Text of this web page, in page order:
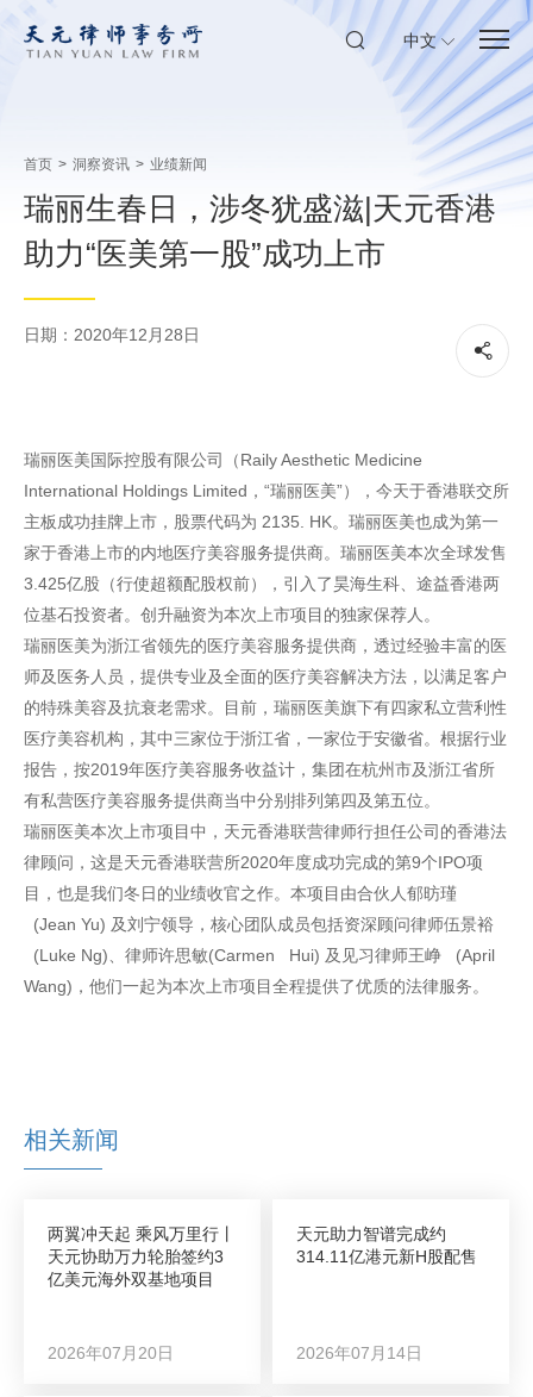
中文
首页 > 洞察资讯 > 业绩新闻
瑞丽生春日，涉冬犹盛滋|天元香港
助力“医美第一股”成功上市
日期：2020年12月28日
瑞丽医美国际控股有限公司（Raily Aesthetic Medicine
International Holdings Limited，“瑞丽医美”），今天于香港联交所
主板成功挂牌上市，股票代码为 2135. HK。瑞丽医美也成为第一
家于香港上市的内地医疗美容服务提供商。瑞丽医美本次全球发售
3.425亿股（行使超额配股权前），引入了昊海生科、途益香港两
位基石投资者。创升融资为本次上市项目的独家保荐人。
瑞丽医美为浙江省领先的医疗美容服务提供商，透过经验丰富的医
师及医务人员，提供专业及全面的医疗美容解决方法，以满足客户
的特殊美容及抗衰老需求。目前，瑞丽医美旗下有四家私立营利性
医疗美容机构，其中三家位于浙江省，一家位于安徽省。根据行业
报告，按2019年医疗美容服务收益计，集团在杭州市及浙江省所
有私营医疗美容服务提供商当中分别排列第四及第五位。
瑞丽医美本次上市项目中，天元香港联营律师行担任公司的香港法
律顾问，这是天元香港联营所2020年度成功完成的第9个IPO项
目，也是我们冬日的业绩收官之作。本项目由合伙人郁昉瑾
(Jean Yu) 及刘宁领导，核心团队成员包括资深顾问律师伍景裕
(Luke Ng)、律师许思敏(Carmen Hui) 及见习律师王峥 (April
Wang)，他们一起为本次上市项目全程提供了优质的法律服务。
相关新闻
两翼冲天起 乘风万里行丨
天元协助万力轮胎签约3
亿美元海外双基地项目
2026年07月20日
天元助力智谱完成约
314.11亿港元新H股配售
2026年07月14日